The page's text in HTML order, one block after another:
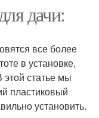
дачи:
все более
в установке,
этой статье мы
пластиковый
установить.